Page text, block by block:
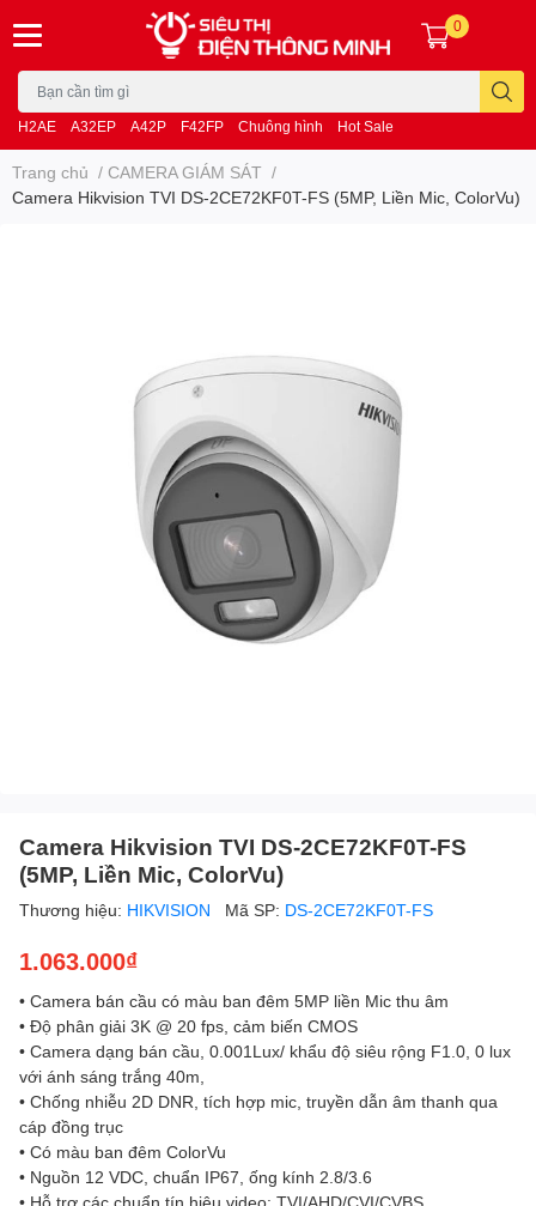
H2AE A32EP A42P F42FP Chuông hình Hot Sale
0
Trang chủ / CAMERA GIÁM SÁT /
Camera Hikvision TVI DS-2CE72KF0T-FS (5MP, Liền Mic, ColorVu)
Camera Hikvision TVI DS-2CE72KF0T-FS
(5MP, Liền Mic, ColorVu)
Thương hiệu: HIKVISION Mã SP: DS-2CE72KF0T-FS
1.063.000₫
• Camera bán cầu có màu ban đêm 5MP liền Mic thu âm
• Độ phân giải 3K @ 20 fps, cảm biến CMOS
• Camera dạng bán cầu, 0.001Lux/ khẩu độ siêu rộng F1.0, 0 lux
với ánh sáng trắng 40m,
• Chống nhiễu 2D DNR, tích hợp mic, truyền dẫn âm thanh qua
cáp đồng trục
• Có màu ban đêm ColorVu
• Nguồn 12 VDC, chuẩn IP67, ống kính 2.8/3.6